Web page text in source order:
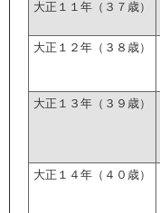
大正１１年（３７歳）
大正１２年（３８歳）
大正１３年（３９歳）
大正１４年（４０歳）